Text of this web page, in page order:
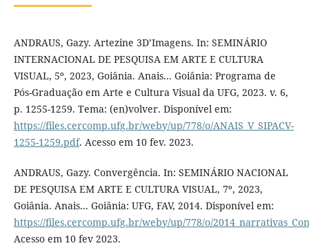
ANDRAUS, Gazy. Artezine 3D’Imagens. In: SEMINÁRIO
INTERNACIONAL DE PESQUISA EM ARTE E CULTURA
VISUAL, 5º, 2023, Goiânia. Anais... Goiânia: Programa de
Pós-Graduação em Arte e Cultura Visual da UFG, 2023. v. 6,
p. 1255-1259. Tema: (en)volver. Disponível em:
https://files.cercomp.ufg.br/weby/up/778/o/ANAIS_V_SIPACV-
1255-1259.pdf. Acesso em 10 fev. 2023.
ANDRAUS, Gazy. Convergência. In: SEMINÁRIO NACIONAL
DE PESQUISA EM ARTE E CULTURA VISUAL, 7º, 2023,
Goiânia. Anais... Goiânia: UFG, FAV, 2014. Disponível em:
https://files.cercomp.ufg.br/weby/up/778/o/
Acesso em 10 fev 2023.